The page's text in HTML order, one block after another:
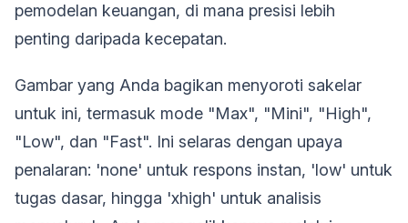
pemodelan keuangan, di mana presisi lebih
penting daripada kecepatan.
Gambar yang Anda bagikan menyoroti sakelar
untuk ini, termasuk mode "Max", "Mini", "High",
"Low", dan "Fast". Ini selaras dengan upaya
penalaran: 'none' untuk respons instan, 'low' untuk
tugas dasar, hingga 'xhigh' untuk analisis